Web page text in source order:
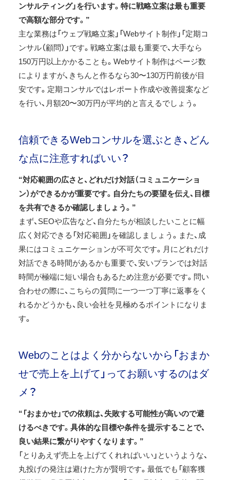
ンサルティング」を行います。特に戦略立案は最も重要
で高額な部分です。”
主な業務は「ウェブ戦略立案」「Webサイト制作」「定期コ
ンサル（顧問）」です。戦略立案は最も重要で、大手なら
150万円以上かかることも。Webサイト制作はページ数
によりますが、きちんと作るなら30〜130万円前後が目
安です。定期コンサルではレポート作成や改善提案など
を行い、月額20〜30万円が平均的と言えるでしょう。
信頼できるWebコンサルを選ぶとき、どん
な点に注意すればいい？
“対応範囲の広さと、どれだけ対話（コミュニケーショ
ン）ができるかが重要です。自分たちの要望を伝え、目標
を共有できるか確認しましょう。”
まず、SEOや広告など、自分たちが相談したいことに幅
広く対応できる「対応範囲」を確認しましょう。また、成
果にはコミュニケーションが不可欠です。月にどれだけ
対話できる時間があるかも重要で、安いプランでは対話
時間が極端に短い場合もあるため注意が必要です。問い
合わせの際に、こちらの質問に一つ一つ丁寧に返事をく
れるかどうかも、良い会社を見極めるポイントになりま
す。
Webのことはよく分からないから「おまか
せで売上を上げて」ってお願いするのはダ
メ？
“「おまかせ」での依頼は、失敗する可能性が高いので避
けるべきです。具体的な目標や条件を提示することで、
良い結果に繋がりやすくなります。”
「とりあえず売上を上げてくれればいい」というような、
丸投げの発注は避けた方が賢明です。最低でも「顧客獲